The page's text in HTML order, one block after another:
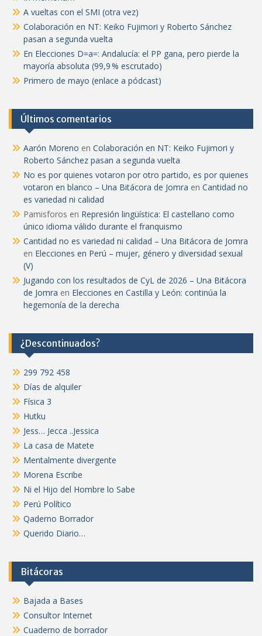
A vueltas con el SMI (otra vez)
Colaboración en NT: Keiko Fujimori y Roberto Sánchez
pasan a segunda vuelta
En Elecciones D=a=: Andalucía: el PP gana, pero pierde la
mayoría absoluta (99,9 % escrutado)
Primero de mayo (enlace a pódcast)
Últimos comentarios
Aarón Moreno en Colaboración en NT: Keiko Fujimori y
Roberto Sánchez pasan a segunda vuelta
No es por quienes votaron por otro partido, es por quienes
votaron en blanco – Una Bitácora de Jomra en Cantidad no
es variedad ni calidad
Pamisforos en Represión lingüística: El castellano como
único idioma válido durante el franquismo
Cantidad no es variedad ni calidad – Una Bitácora de Jomra
en Elecciones en Perú – mujer, género y diversidad sexual
(V)
Jugando con los resultados de CyL de 2026 – Una Bitácora
de Jomra en Elecciones en Castilla y León: continúa la
hegemonía de la derecha
¿Descontinuados?
299 792 458
Días de alquiler
Física 3
Hutku
Jess… Jecca ..Jessica
La casa de Matete
Mentalmente divergente
Morena Escribe
Ni el Hijo del Hombre lo Sabe
Perú Político
Qaderno Borrador
Querido Diario…
Bitácoras
Bajada a Bases
Consultor Internet
Cuaderno de borrador